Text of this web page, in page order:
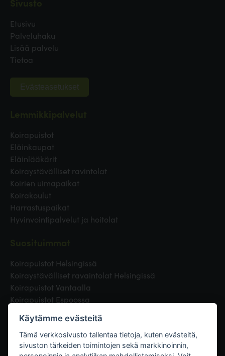
Etusivu
Palveluhaku
Lisää palvelu
Tietoa
Evästeasetukset
Koirapuistot
Eläinkaupat
Eläinlääkärit
Koiraystävälliset ravintolat
Koirien uimapaikat
Koirakoulut
Harrastuspaikat
Hyvinvointipalvelut ja hoitolat
Koirapuistot Helsingissä
Koiraystävälliset ravaintolat Helsingissä
Koirapuistot Vantaalla
Koirapuistot Espoossa
Eläinlääkäri Helsingissä
Koirapuistot Tampereella
Käytämme evästeitä
Tämä verkkosivusto tallentaa tietoja, kuten evästeitä,
sivuston tärkeiden toimintojen sekä markkinoinnin,